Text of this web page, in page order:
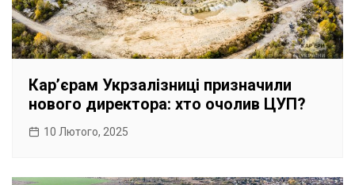
Карʼєрам Укрзалізниці призначили
нового директора: хто очолив ЦУП?
10 Лютого, 2025